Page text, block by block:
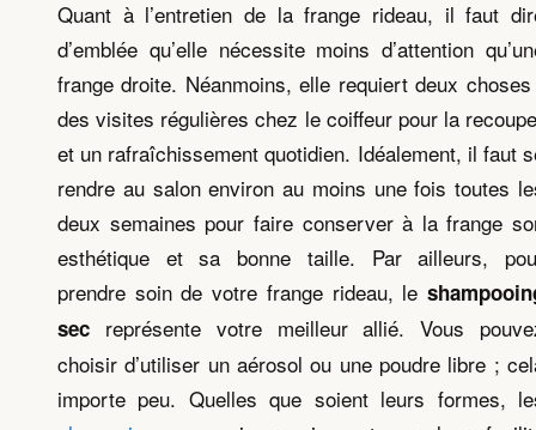
Quant à l’entretien de la frange rideau, il faut
d’emblée qu’elle nécessite moins d’attention
frange droite. Néanmoins, elle requiert deux
des visites régulières chez le coiffeur pour la
et un rafraîchissement quotidien. Idéalement, il faut
rendre au salon environ au moins une fois toutes
deux semaines pour faire conserver à la frange
esthétique et sa bonne taille. Par ailleurs,
prendre soin de votre frange rideau, le
sec représente votre meilleur allié. Vous
choisir d’utiliser un aérosol ou une poudre libre ;
importe peu. Quelles que soient leurs formes,